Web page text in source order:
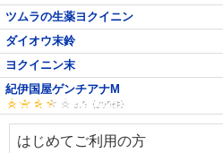
ツムラの生薬ヨクイニン
ダイオウ末鈴
ヨクイニン末
紀伊国屋ゲンチアナM
はじめてご利用の方